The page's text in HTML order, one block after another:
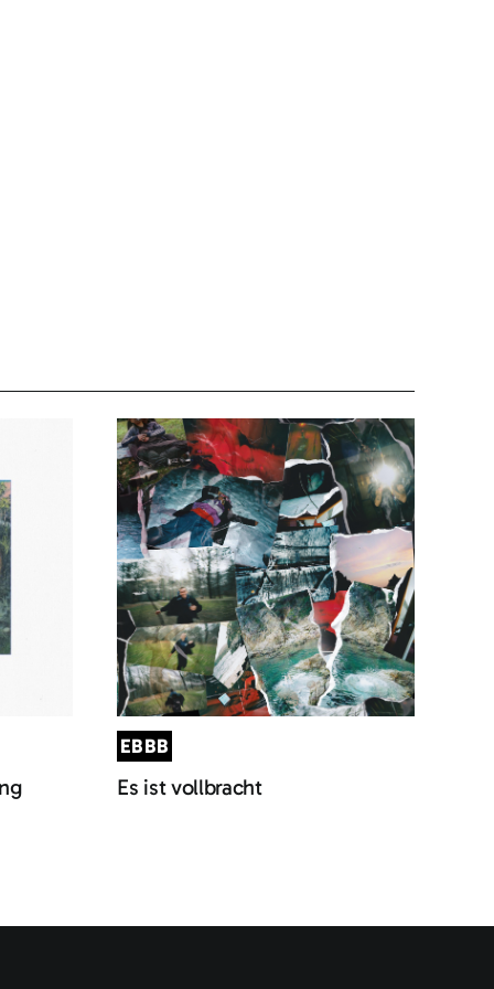
EBBB
Es ist vollbracht